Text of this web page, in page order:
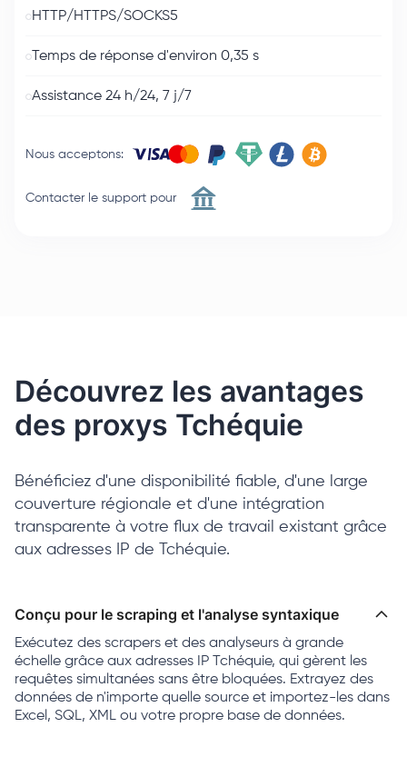
HTTP/HTTPS/SOCKS5
Temps de réponse d'environ 0,35 s
Assistance 24 h/24, 7 j/7
Nous acceptons:
Contacter le support pour
Découvrez les avantages
des proxys Tchéquie
Bénéficiez d'une disponibilité fiable, d'une large
couverture régionale et d'une intégration
transparente à votre flux de travail existant grâce
aux adresses IP de Tchéquie.
Conçu pour le scraping et l'analyse syntaxique
Exécutez des scrapers et des analyseurs à grande
échelle grâce aux adresses IP Tchéquie, qui gèrent les
requêtes simultanées sans être bloquées. Extrayez des
données de n'importe quelle source et importez-les dans
Excel, SQL, XML ou votre propre base de données.